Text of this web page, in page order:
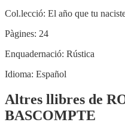
Col.lecció: El año que tu
Pàgines: 24
Enquadernació: Rústica
Idioma: Español
Altres llibres de
BASCOMPTE